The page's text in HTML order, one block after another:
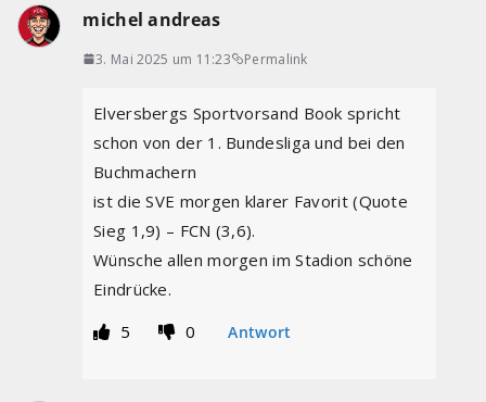
michel andreas
3. Mai 2025 um 11:23 Permalink
Elversbergs Sportvorsand Book spricht
schon von der 1. Bundesliga und bei den
Buchmachern
ist die SVE morgen klarer Favorit (Quote
Sieg 1,9) – FCN (3,6).
Wünsche allen morgen im Stadion schöne
Eindrücke.
5
0 Antwort